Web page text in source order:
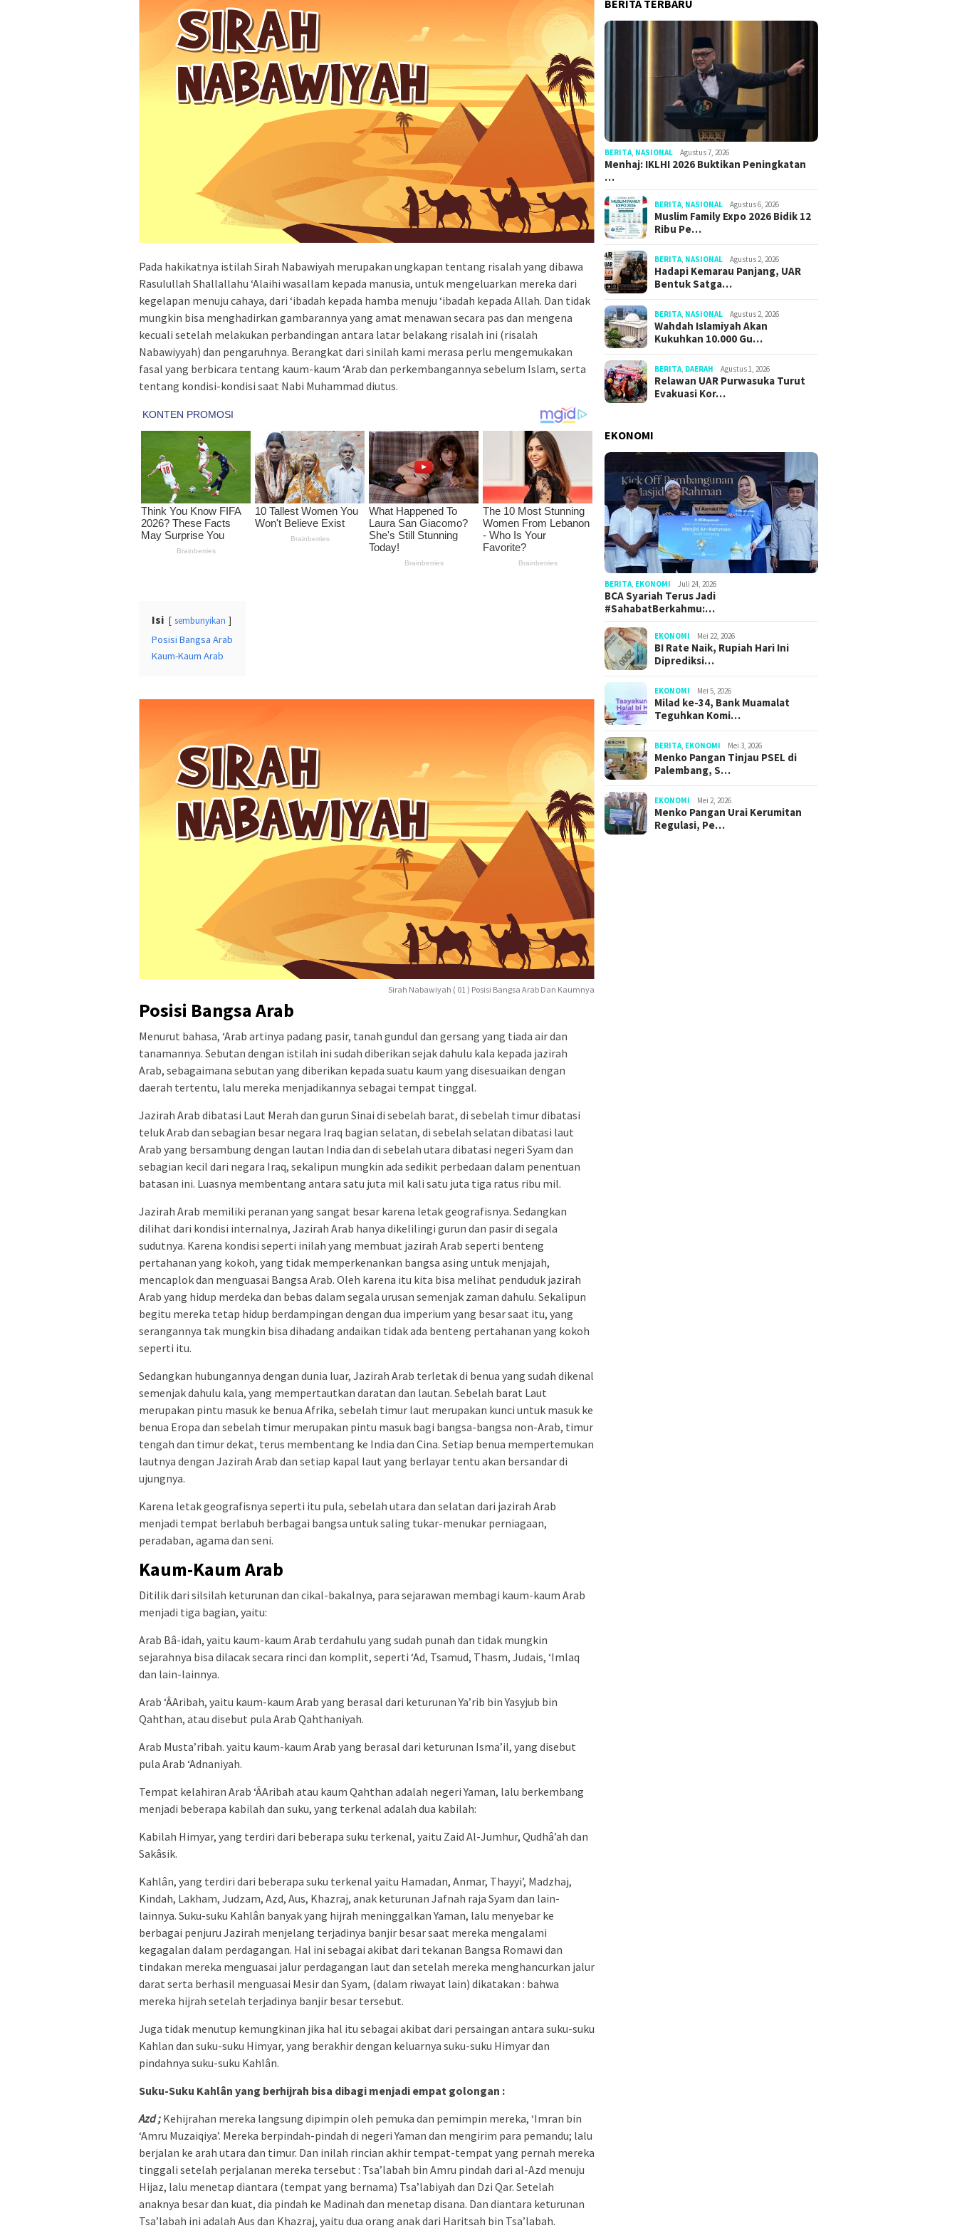
Pada hakikatnya istilah Sirah Nabawiyah merupakan ungkapan tentang risalah yang dibawa
Rasulullah Shallallahu ‘Alaihi wasallam kepada manusia, untuk mengeluarkan mereka dari
kegelapan menuju cahaya, dari ‘ibadah kepada hamba menuju ‘ibadah kepada Allah. Dan tidak
mungkin bisa menghadirkan gambarannya yang amat menawan secara pas dan mengena
kecuali setelah melakukan perbandingan antara latar belakang risalah ini (risalah
Nabawiyyah) dan pengaruhnya. Berangkat dari sinilah kami merasa perlu mengemukakan
fasal yang berbicara tentang kaum-kaum ‘Arab dan perkembangannya sebelum Islam, serta
tentang kondisi-kondisi saat Nabi Muhammad diutus.
Isi sembunyikan
Posisi Bangsa Arab
Kaum-Kaum Arab
Sirah Nabawiyah ( 01 ) Posisi Bangsa Arab Dan Kaumnya
Posisi Bangsa Arab
Menurut bahasa, ‘Arab artinya padang pasir, tanah gundul dan gersang yang tiada air dan
tanamannya. Sebutan dengan istilah ini sudah diberikan sejak dahulu kala kepada jazirah
Arab, sebagaimana sebutan yang diberikan kepada suatu kaum yang disesuaikan dengan
daerah tertentu, lalu mereka menjadikannya sebagai tempat tinggal.
Jazirah Arab dibatasi Laut Merah dan gurun Sinai di sebelah barat, di sebelah timur dibatasi
teluk Arab dan sebagian besar negara Iraq bagian selatan, di sebelah selatan dibatasi laut
Arab yang bersambung dengan lautan India dan di sebelah utara dibatasi negeri Syam dan
sebagian kecil dari negara Iraq, sekalipun mungkin ada sedikit perbedaan dalam penentuan
batasan ini. Luasnya membentang antara satu juta mil kali satu juta tiga ratus ribu mil.
Jazirah Arab memiliki peranan yang sangat besar karena letak geografisnya. Sedangkan
dilihat dari kondisi internalnya, Jazirah Arab hanya dikelilingi gurun dan pasir di segala
sudutnya. Karena kondisi seperti inilah yang membuat jazirah Arab seperti benteng
pertahanan yang kokoh, yang tidak memperkenankan bangsa asing untuk menjajah,
mencaplok dan menguasai Bangsa Arab. Oleh karena itu kita bisa melihat penduduk jazirah
Arab yang hidup merdeka dan bebas dalam segala urusan semenjak zaman dahulu. Sekalipun
begitu mereka tetap hidup berdampingan dengan dua imperium yang besar saat itu, yang
serangannya tak mungkin bisa dihadang andaikan tidak ada benteng pertahanan yang kokoh
seperti itu.
Sedangkan hubungannya dengan dunia luar, Jazirah Arab terletak di benua yang sudah dikenal
semenjak dahulu kala, yang mempertautkan daratan dan lautan. Sebelah barat Laut
merupakan pintu masuk ke benua Afrika, sebelah timur laut merupakan kunci untuk masuk ke
benua Eropa dan sebelah timur merupakan pintu masuk bagi bangsa-bangsa non-Arab, timur
tengah dan timur dekat, terus membentang ke India dan Cina. Setiap benua mempertemukan
lautnya dengan Jazirah Arab dan setiap kapal laut yang berlayar tentu akan bersandar di
ujungnya.
Karena letak geografisnya seperti itu pula, sebelah utara dan selatan dari jazirah Arab
menjadi tempat berlabuh berbagai bangsa untuk saling tukar-menukar perniagaan,
peradaban, agama dan seni.
Kaum-Kaum Arab
Ditilik dari silsilah keturunan dan cikal-bakalnya, para sejarawan membagi kaum-kaum Arab
menjadi tiga bagian, yaitu:
Arab Bâ-idah, yaitu kaum-kaum Arab terdahulu yang sudah punah dan tidak mungkin
sejarahnya bisa dilacak secara rinci dan komplit, seperti ‘Ad, Tsamud, Thasm, Judais, ‘Imlaq
dan lain-lainnya.
Arab ‘ÂAribah, yaitu kaum-kaum Arab yang berasal dari keturunan Ya’rib bin Yasyjub bin
Qahthan, atau disebut pula Arab Qahthaniyah.
Arab Musta’ribah. yaitu kaum-kaum Arab yang berasal dari keturunan Isma’il, yang disebut
pula Arab ‘Adnaniyah.
Tempat kelahiran Arab ‘ÂAribah atau kaum Qahthan adalah negeri Yaman, lalu berkembang
menjadi beberapa kabilah dan suku, yang terkenal adalah dua kabilah:
Kabilah Himyar, yang terdiri dari beberapa suku terkenal, yaitu Zaid Al-Jumhur, Qudhâ’ah dan
Sakâsik.
Kahlân, yang terdiri dari beberapa suku terkenal yaitu Hamadan, Anmar, Thayyi’, Madzhaj,
Kindah, Lakham, Judzam, Azd, Aus, Khazraj, anak keturunan Jafnah raja Syam dan lain-
lainnya. Suku-suku Kahlân banyak yang hijrah meninggalkan Yaman, lalu menyebar ke
berbagai penjuru Jazirah menjelang terjadinya banjir besar saat mereka mengalami
kegagalan dalam perdagangan. Hal ini sebagai akibat dari tekanan Bangsa Romawi dan
tindakan mereka menguasai jalur perdagangan laut dan setelah mereka menghancurkan jalur
darat serta berhasil menguasai Mesir dan Syam, (dalam riwayat lain) dikatakan : bahwa
mereka hijrah setelah terjadinya banjir besar tersebut.
Juga tidak menutup kemungkinan jika hal itu sebagai akibat dari persaingan antara suku-suku
Kahlan dan suku-suku Himyar, yang berakhir dengan keluarnya suku-suku Himyar dan
pindahnya suku-suku Kahlân.
Suku-Suku Kahlân yang berhijrah bisa dibagi menjadi empat golongan :
Azd ; Kehijrahan mereka langsung dipimpin oleh pemuka dan pemimpin mereka, ‘Imran bin
‘Amru Muzaiqiya’. Mereka berpindah-pindah di negeri Yaman dan mengirim para pemandu; lalu
berjalan ke arah utara dan timur. Dan inilah rincian akhir tempat-tempat yang pernah mereka
tinggali setelah perjalanan mereka tersebut : Tsa’labah bin Amru pindah dari al-Azd menuju
Hijaz, lalu menetap diantara (tempat yang bernama) Tsa’labiyah dan Dzi Qar. Setelah
anaknya besar dan kuat, dia pindah ke Madinah dan menetap disana. Dan diantara keturunan
Tsa’labah ini adalah Aus dan Khazraj, yaitu dua orang anak dari Haritsah bin Tsa’labah.
BERITA TERBARU
BERITA NASIONAL Agustus 7, 2026
Menhaj: IKLHI 2026 Buktikan Peningkatan
…
BERITA NASIONAL Agustus 6, 2026
Muslim Family Expo 2026 Bidik 12
Ribu Pe…
BERITA NASIONAL Agustus 2, 2026
Hadapi Kemarau Panjang, UAR
Bentuk Satga…
BERITA NASIONAL Agustus 2, 2026
Wahdah Islamiyah Akan
Kukuhkan 10.000 Gu…
BERITA DAERAH Agustus 1, 2026
Relawan UAR Purwasuka Turut
Evakuasi Kor…
EKONOMI
BERITA EKONOMI Juli 24, 2026
BCA Syariah Terus Jadi
#SahabatBerkahmu:…
EKONOMI Mei 22, 2026
BI Rate Naik, Rupiah Hari Ini
Diprediksi…
EKONOMI Mei 5, 2026
Milad ke-34, Bank Muamalat
Teguhkan Komi…
BERITA EKONOMI Mei 3, 2026
Menko Pangan Tinjau PSEL di
Palembang, S…
EKONOMI Mei 2, 2026
Menko Pangan Urai Kerumitan
Regulasi, Pe…